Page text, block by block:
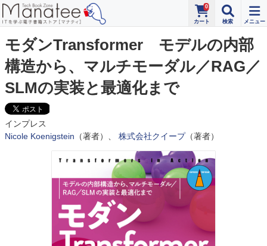
0
モダンTransformer モデルの内部
構造から、マルチモーダル／RAG／
SLMの実装と最適化まで
インプレス
Nicole Koenigstein （著者）、 株式会社クイープ（著者）